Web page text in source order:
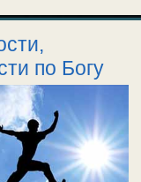
по Богу